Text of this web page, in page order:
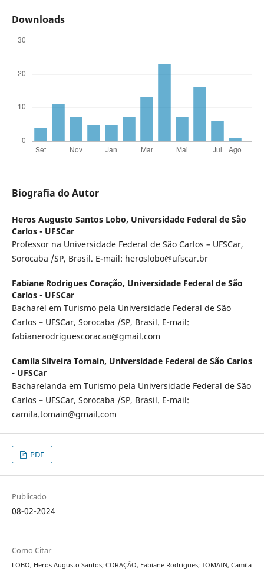
Downloads
Biografia do Autor
Heros Augusto Santos Lobo, Universidade Federal de São
Carlos - UFSCar
Professor na Universidade Federal de São Carlos – UFSCar,
Sorocaba /SP, Brasil. E-mail: heroslobo@ufscar.br
Fabiane Rodrigues Coração, Universidade Federal de São
Carlos - UFSCar
Bacharel em Turismo pela Universidade Federal de São
Carlos – UFSCar, Sorocaba /SP, Brasil. E-mail:
fabianerodriguescoracao@gmail.com
Camila Silveira Tomain, Universidade Federal de São Carlos
- UFSCar
Bacharelanda em Turismo pela Universidade Federal de São
Carlos – UFSCar, Sorocaba /SP, Brasil. E-mail:
camila.tomain@gmail.com
PDF
Publicado
08-02-2024
Como Citar
LOBO, Heros Augusto Santos; CORAÇÃO, Fabiane Rodrigues; TOMAIN, Camila